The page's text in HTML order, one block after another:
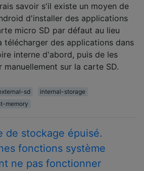
savoir s'il existe un moyen de
d'installer des applications
micro SD par défaut au lieu
télécharger des applications dans
interne d'abord, puis de les
manuellement sur la carte SD.
sd
internal-storage
memory
de stockage épuisé.
fonctions système
ne pas fonctionner